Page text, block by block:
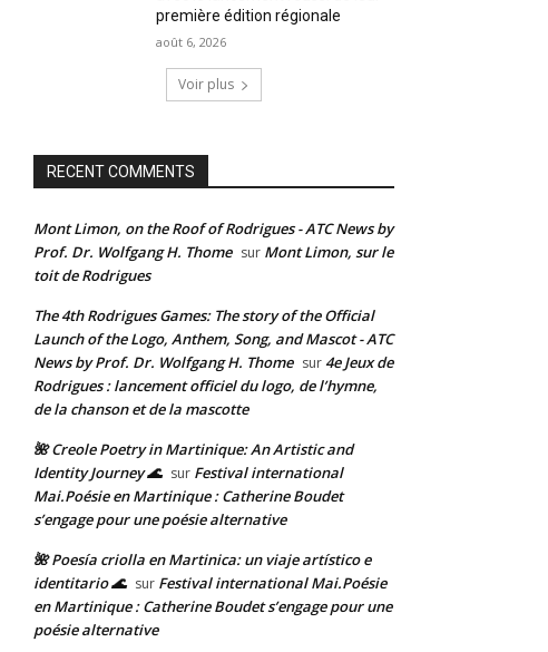
première édition régionale
août 6, 2026
Voir plus
RECENT COMMENTS
Mont Limon, on the Roof of Rodrigues - ATC News by
Prof. Dr. Wolfgang H. Thome sur Mont Limon, sur le
toit de Rodrigues
The 4th Rodrigues Games: The story of the Official
Launch of the Logo, Anthem, Song, and Mascot - ATC
News by Prof. Dr. Wolfgang H. Thome sur4e Jeux de
Rodrigues : lancement officiel du logo, de l’hymne,
de la chanson et de la mascotte
🌺 Creole Poetry in Martinique: An Artistic and
Identity Journey 🌊 sur Festival international
Mai.Poésie en Martinique : Catherine Boudet
s’engage pour une poésie alternative
🌺 Poesía criolla en Martinica: un viaje artístico e
identitario 🌊 sur Festival international Mai.Poésie
en Martinique : Catherine Boudet s’engage pour une
poésie alternative